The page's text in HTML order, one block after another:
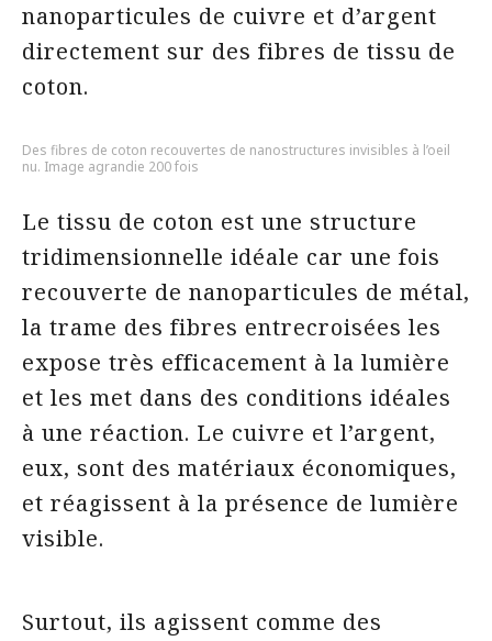
nanoparticules de cuivre et d’argent
directement sur des fibres de tissu de
coton.
Des fibres de coton recouvertes de nanostructures invisibles à l’oeil
nu. Image agrandie 200 fois
Le tissu de coton est une structure
tridimensionnelle idéale car une fois
recouverte de nanoparticules de métal,
la trame des fibres entrecroisées les
expose très efficacement à la lumière
et les met dans des conditions idéales
à une réaction. Le cuivre et l’argent,
eux, sont des matériaux économiques,
et réagissent à la présence de lumière
visible.
Surtout, ils agissent comme des